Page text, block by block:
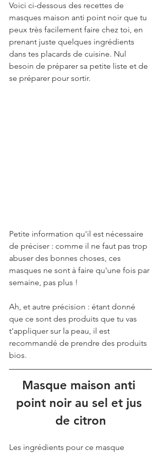
Voici ci-dessous des recettes de
masques maison anti point noir que tu
peux très facilement faire chez toi, en
prenant juste quelques ingrédients
dans tes placards de cuisine. Nul
besoin de préparer sa petite liste et de
se préparer pour sortir.
Petite information qu'il est nécessaire
de préciser : comme il ne faut pas trop
abuser des bonnes choses, ces
masques ne sont à faire qu'une fois par
semaine, pas plus !
Ah, et autre précision : étant donné
que ce sont des produits que tu vas
t'appliquer sur la peau, il est
recommandé de prendre des produits
bios.
Masque maison anti
point noir au sel et jus
de citron
Les ingrédients pour ce masque